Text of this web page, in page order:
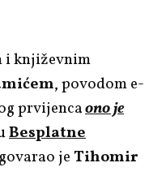
i književnim
, povodom e-
prvijencaono je
Besplatne
jeTihomir